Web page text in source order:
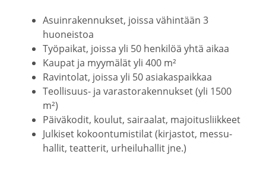
Asuin­ra­ken­nukset, joissa vähintään 3
huoneistoa
Työpaikat, joissa yli 50 henkilöä yhtä aikaa
Kaupat ja myymälät yli 400 m²
Ravin­tolat, joissa yli 50 asiakas­paikkaa
Teollisuus-​ ja varas­to­ra­ken­nukset (yli 1500
m²)
Päivä­kodit, koulut, sairaalat, majoi­tus­liikkeet
Julkiset kokoon­tu­mis­tilat (kirjastot, messu­
hallit, teatterit, urhei­lu­hallit jne.)